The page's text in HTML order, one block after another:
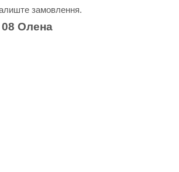
замовлення.
08 Олена